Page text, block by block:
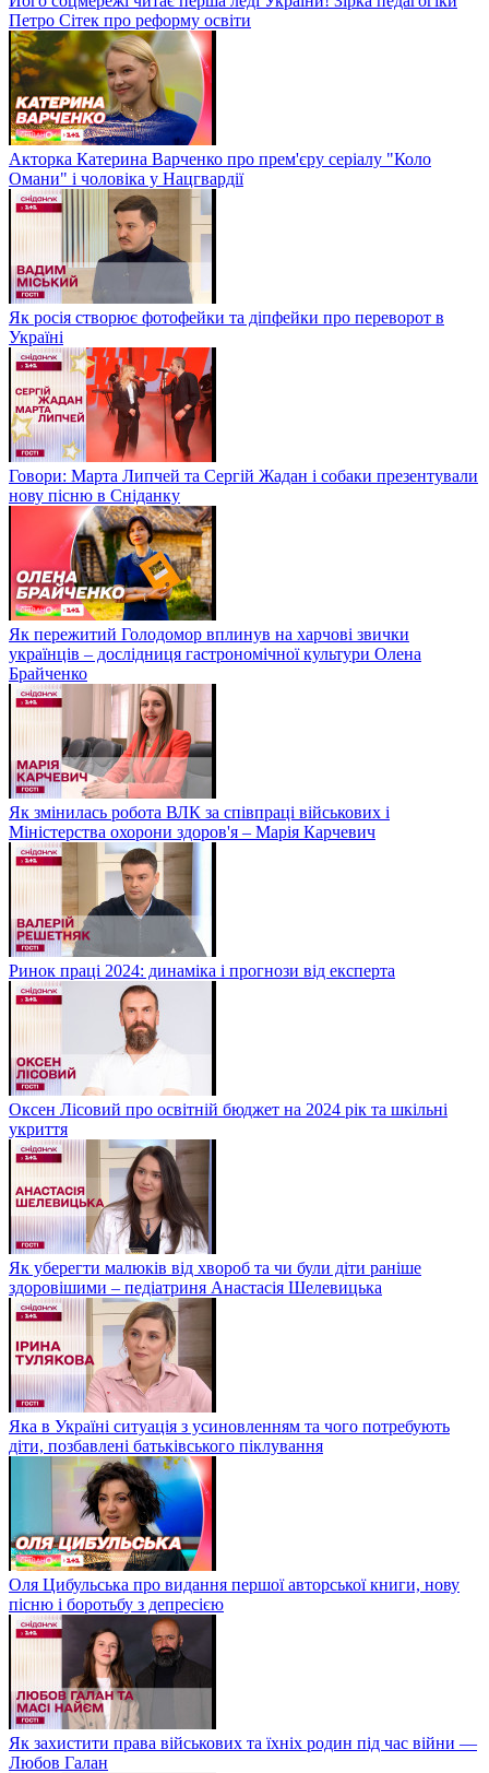
Петро Сітек про реформу освіти
Акторка Катерина Варченко про прем'єру серіалу "Коло
Омани" і чоловіка у Нацгвардії
Як росія створює фотофейки та діпфейки про переворот в
Україні
Говори: Марта Липчей та Сергій Жадан і собаки презентували
нову пісню в Сніданку
Як пережитий Голодомор вплинув на харчові звички
українців – дослідниця гастрономічної культури Олена
Брайченко
Як змінилась робота ВЛК за співпраці військових і
Міністерства охорони здоров'я – Марія Карчевич
Ринок праці 2024: динаміка і прогнози від експерта
Оксен Лісовий про освітній бюджет на 2024 рік та шкільні
укриття
Як уберегти малюків від хвороб та чи були діти раніше
здоровішими – педіатриня Анастасія Шелевицька
Яка в Україні ситуація з усиновленням та чого потребують
діти, позбавлені батьківського піклування
Оля Цибульська про видання першої авторської книги, нову
пісню і боротьбу з депресією
Як захистити права військових та їхніх родин під час війни —
Любов Галан